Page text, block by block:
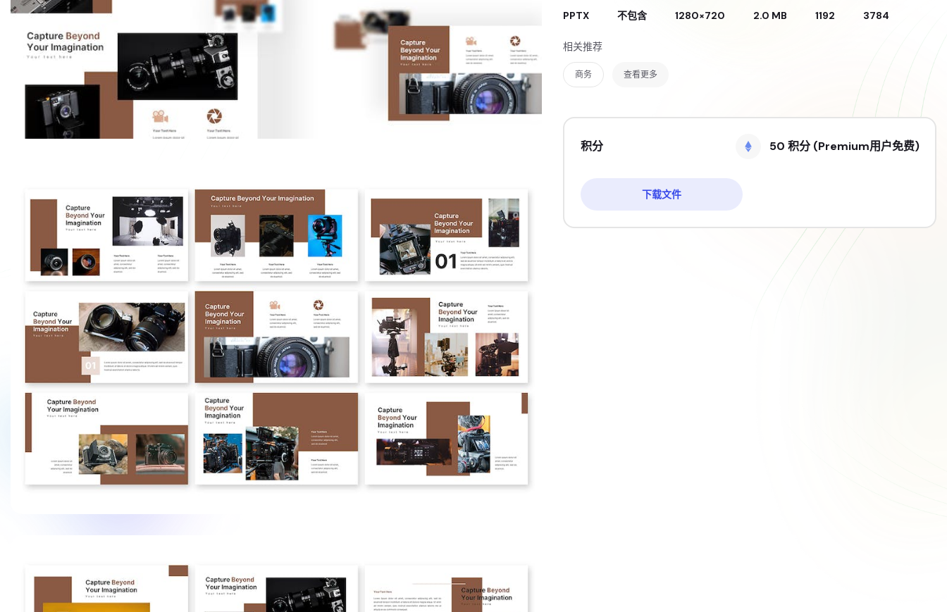
PPTX
不包含
1280×720
2.0 MB
1192
3784
相关推荐
商务 查看更多
积分 50 积分 (Premium用户免费)
下载文件